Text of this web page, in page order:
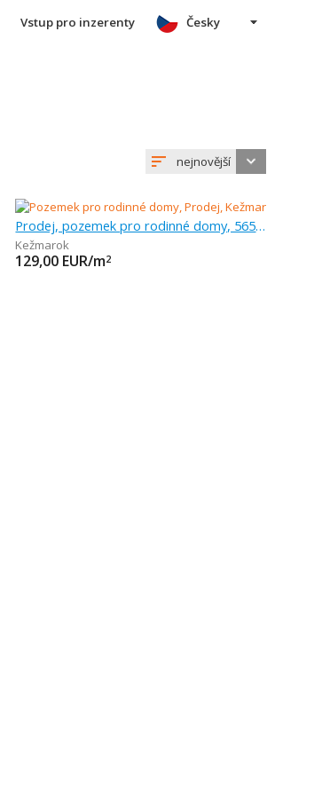
Vstup pro inzerenty Česky
nejnovější
Prodej, pozemek pro rodinné domy, 565 m
Kežmarok
129,00 EUR/m2